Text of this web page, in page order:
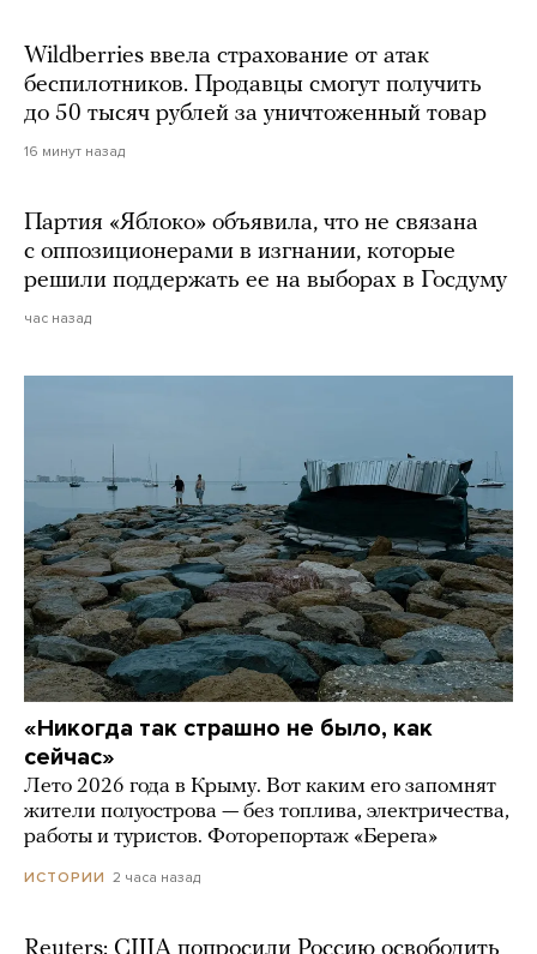
Wildberries ввела страхование от атак
беспилотников. Продавцы смогут получить
до 50 тысяч рублей за уничтоженный товар
16 минут назад
Партия «Яблоко» объявила, что не связана
с оппозиционерами в изгнании, которые
решили поддержать ее на выборах в Госдуму
час назад
«Никогда так страшно не было, как
сейчас»
Лето 2026 года в Крыму. Вот каким его запомнят
жители полуострова — без топлива, электричества,
работы и туристов. Фоторепортаж «Берега»
ИСТОРИИ 2 часа назад